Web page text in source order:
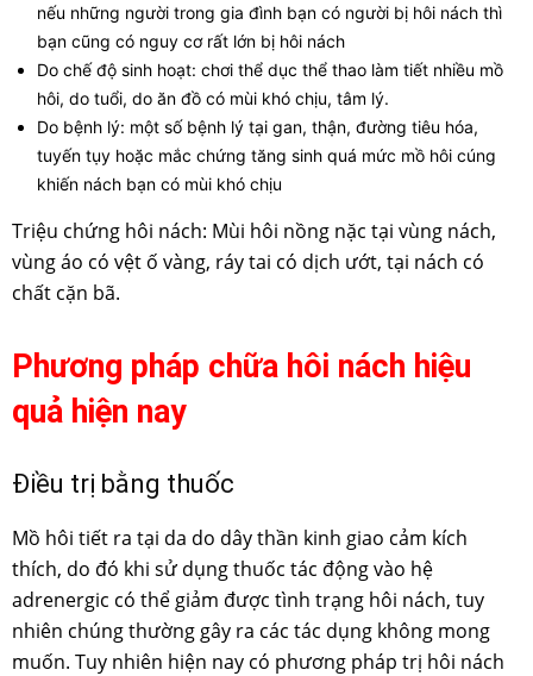
nếu những người trong gia đình bạn có người bị hôi nách thì
bạn cũng có nguy cơ rất lớn bị hôi nách
Do chế độ sinh hoạt: chơi thể dục thể thao làm tiết nhiều mồ
hôi, do tuổi, do ăn đồ có mùi khó chịu, tâm lý.
Do bệnh lý: một số bệnh lý tại gan, thận, đường tiêu hóa,
tuyến tụy hoặc mắc chứng tăng sinh quá mức mồ hôi cúng
khiến nách bạn có mùi khó chịu
Triệu chứng hôi nách: Mùi hôi nồng nặc tại vùng nách,
vùng áo có vệt ố vàng, ráy tai có dịch ướt, tại nách có
chất cặn bã.
Phương pháp chữa hôi nách hiệu
quả hiện nay
Điều trị bằng thuốc
Mồ hôi tiết ra tại da do dây thần kinh giao cảm kích
thích, do đó khi sử dụng thuốc tác động vào hệ
adrenergic có thể giảm được tình trạng hôi nách, tuy
nhiên chúng thường gây ra các tác dụng không mong
muốn. Tuy nhiên hiện nay có phương pháp trị hôi nách